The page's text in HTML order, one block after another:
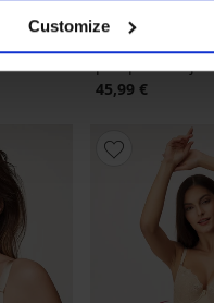
Customize
Grudnjak Lira
polupodstavljen
45,99 €